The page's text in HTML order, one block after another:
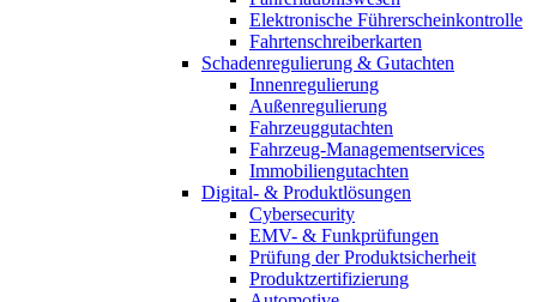
Elektronische Führerscheinkontrolle
Fahrtenschreiberkarten
Schadenregulierung & Gutachten
Innenregulierung
Außenregulierung
Fahrzeuggutachten
Fahrzeug-Managementservices
Immobiliengutachten
Digital- & Produktlösungen
Cybersecurity
EMV- & Funkprüfungen
Prüfung der Produktsicherheit
Produktzertifizierung